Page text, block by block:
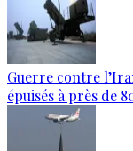
Guerre contre
épuisés à près de